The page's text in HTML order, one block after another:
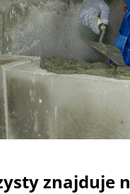
znajduje